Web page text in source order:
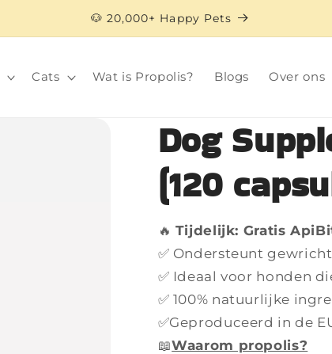
🐶 20,000+ Happy Pets
Cats Wat is Propolis? Blogs Over ons
Dog
(120
🔥 Tijdelijk: Gratis
✅ Ondersteunt
✅ Ideaal voor honden
✅ 100% natuurlijke
✅Geproduceerd in de
📖Waarom propolis?